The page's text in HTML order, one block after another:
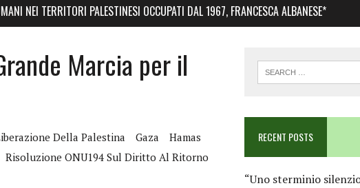
NEI TERRITORI PALESTINESI OCCUPATI DAL 1967, FRANCESCA ALBANESE*
Marcia per il
Della Palestina Gaza
Hamas
Risoluzione ONU194 Sul Diritto Al Ritorno
RECENT POSTS
“Uno sterminio